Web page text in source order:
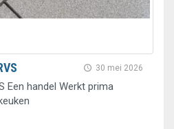
30 mei 2026
Een handel Werkt prima